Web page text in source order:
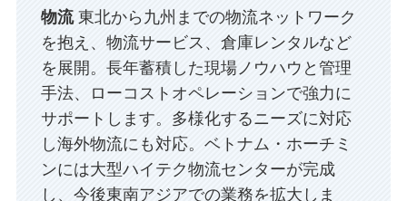
物流東北から九州までの物流ネットワーク
を抱え、物流サービス、倉庫レンタルなど
を展開。長年蓄積した現場ノウハウと管理
手法、ローコストオペレーションで強力に
サポートします。多様化するニーズに対応
し海外物流にも対応。ベトナム・ホーチミ
ンには大型ハイテク物流センターが完成
し、今後東南アジアでの業務を拡大しま